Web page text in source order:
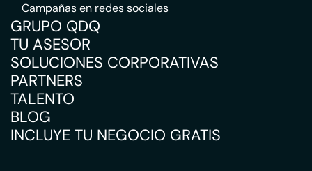
Campañas en redes sociales
GRUPO QDQ
TU ASESOR
SOLUCIONES CORPORATIVAS
PARTNERS
TALENTO
BLOG
INCLUYE TU NEGOCIO GRATIS